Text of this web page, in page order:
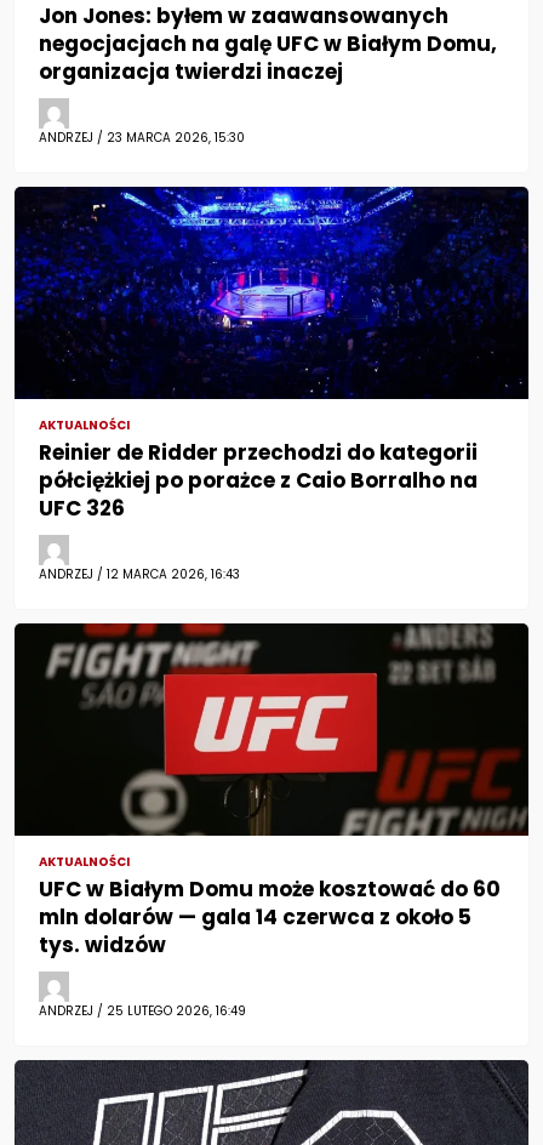
Jon Jones: byłem w zaawansowanych
negocjacjach na galę UFC w Białym Domu,
organizacja twierdzi inaczej
ANDRZEJ / 23 MARCA 2026, 15:30
AKTUALNOŚCI
Reinier de Ridder przechodzi do kategorii
półciężkiej po porażce z Caio Borralho na
UFC 326
ANDRZEJ / 12 MARCA 2026, 16:43
AKTUALNOŚCI
UFC w Białym Domu może kosztować do 60
mln dolarów — gala 14 czerwca z około 5
tys. widzów
ANDRZEJ / 25 LUTEGO 2026, 16:49